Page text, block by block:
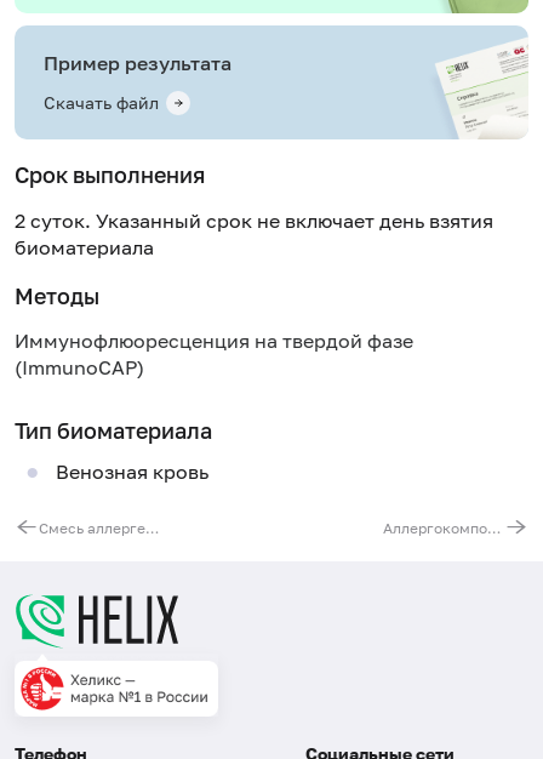
Пример результата
Скачать файл
Срок выполнения
2 суток. Указанный срок не включает день взятия
биоматериала
Методы
Иммунофлюоресценция на твердой фазе
(ImmunoCAP)
Тип биоматериала
Венозная кровь
Смесь аллергенов деревьев tx9 (ImmunoCAP), IgE: ольха серая, берёза бородавчатая, лещина, дуб, ива Аллергокомпонент g214 - тимофеевка луговая rPhl p7, rPhl p12, IgE (ImmunoCAP)
Телефон Социальные сети